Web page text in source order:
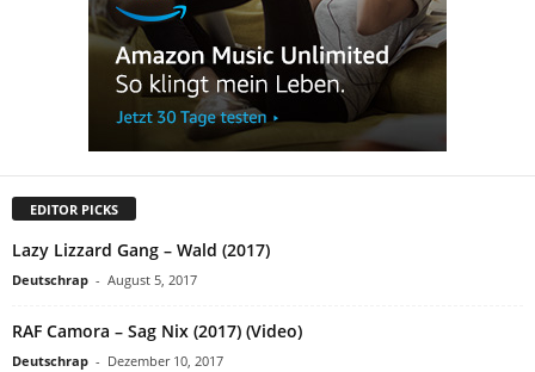
EDITOR PICKS
Lazy Lizzard Gang – Wald (2017)
Deutschrap - August 5, 2017
RAF Camora – Sag Nix (2017) (Video)
Deutschrap - Dezember 10, 2017